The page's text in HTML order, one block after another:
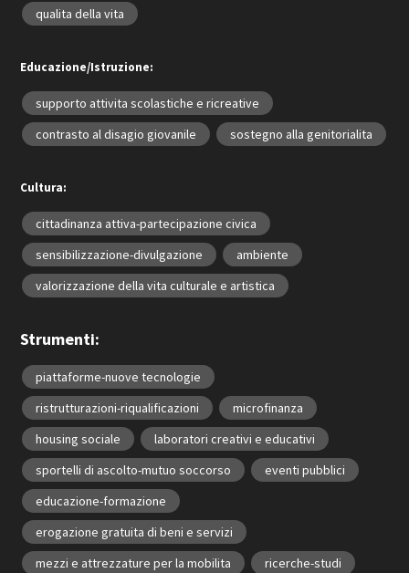
qualita della vita
Educazione/Istruzione:
supporto attivita scolastiche e ricreative
contrasto al disagio giovanile
sostegno alla genitorialita
Cultura:
cittadinanza attiva-partecipazione civica
sensibilizzazione-divulgazione
ambiente
valorizzazione della vita culturale e artistica
Strumenti:
piattaforme-nuove tecnologie
ristrutturazioni-riqualificazioni
microfinanza
housing sociale
laboratori creativi e educativi
sportelli di ascolto-mutuo soccorso
eventi pubblici
educazione-formazione
erogazione gratuita di beni e servizi
mezzi e attrezzature per la mobilita
ricerche-studi